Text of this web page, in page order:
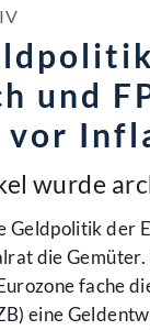
und
vor
wurde
Geldpolitik der
die
fache
eine